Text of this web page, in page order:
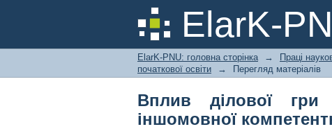
ElarK-
Вплив ділової гри
студентів
ElarK-PNU: головна сторінка → Праці
початкової освіти
→ Перегляд матеріалів
Вплив ділової гри
іншомовної